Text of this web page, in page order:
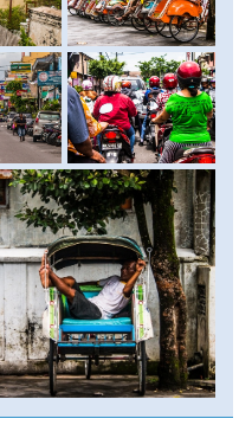
látnivalói?
buddhista
);
templomegyüttese
kulturális központja;
Park: Indonézia első
jelenségei;
Lot, Ulu Watu, Gunung
található Subak-
);